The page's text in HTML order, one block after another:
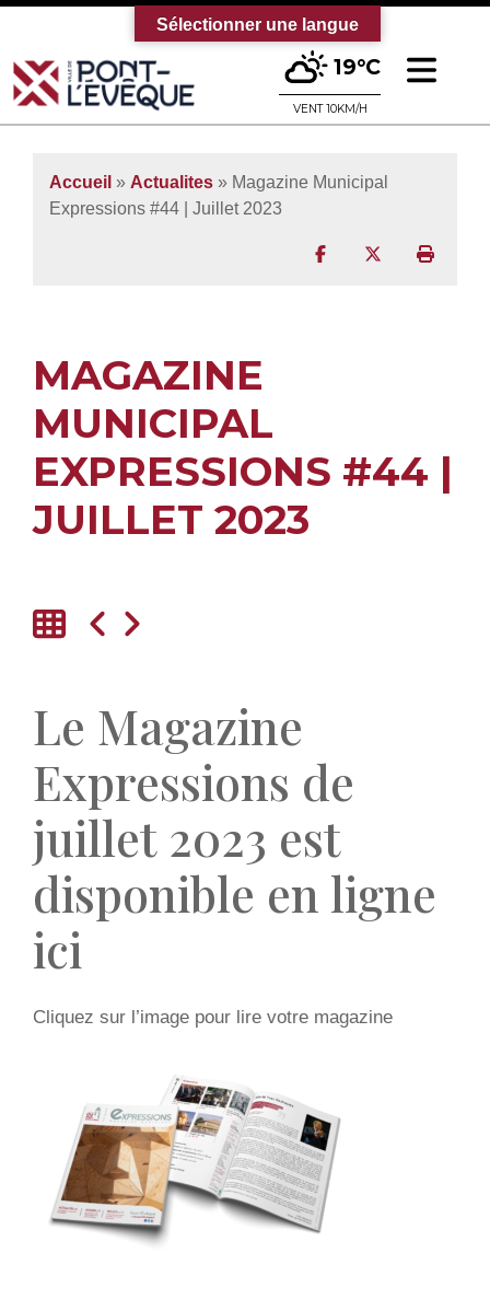
Bienvenue sur le site officiel de la
19°C
VENT 10KM/H
Accueil » Actualites » Magazine Municipal
Expressions #44 | Juillet 2023
Partager surPartager sur
MAGAZINE
MUNICIPAL
EXPRESSIONS #44 |
JUILLET 2023
Le Magazine
Expressions de
juillet 2023 est
disponible en ligne
ici
Cliquez sur l’image pour lire votre magazine
Sélectionner une langue